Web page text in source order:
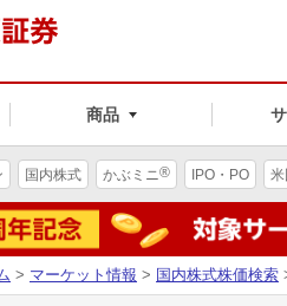
商品
国内株式 かぶミニ® IPO・PO
> マーケット情報 > 国内株式株価検索